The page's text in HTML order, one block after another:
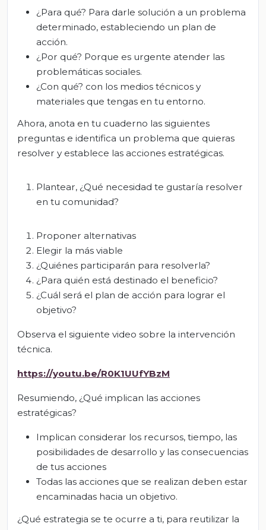
¿Para qué? Para darle solución a un problema
determinado, estableciendo un plan de
acción.
¿Por qué? Porque es urgente atender las
problemáticas sociales.
¿Con qué? con los medios técnicos y
materiales que tengas en tu entorno.
Ahora, anota en tu cuaderno las siguientes
preguntas e identifica un problema que quieras
resolver y establece las acciones estratégicas.
Plantear, ¿Qué necesidad te gustaría resolver
en tu comunidad?
Proponer alternativas
Elegir la más viable
¿Quiénes participarán para resolverla?
¿Para quién está destinado el beneficio?
¿Cuál será el plan de acción para lograr el
objetivo?
Observa el siguiente video sobre la intervención
técnica.
https://youtu.be/R0K1UUfYBzM
Resumiendo, ¿Qué implican las acciones
estratégicas?
Implican considerar los recursos, tiempo, las
posibilidades de desarrollo y las consecuencias
de tus acciones
Todas las acciones que se realizan deben estar
encaminadas hacia un objetivo.
¿Qué estrategia se te ocurre a ti, para reutilizar la